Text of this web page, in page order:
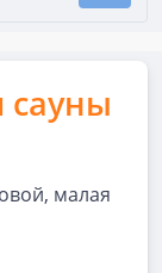
сауны
малая